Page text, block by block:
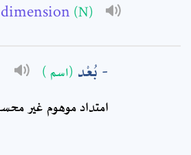
(N)
بُعْد (اسم )
امتداد موهوم غير